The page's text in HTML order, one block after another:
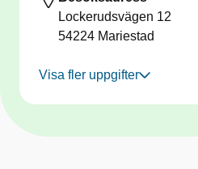
Lockerudsvägen 12
54224 Mariestad
Visa fler uppgifter